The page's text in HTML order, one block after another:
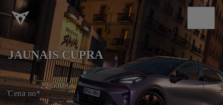
JAUNAIS CUPRA
Cena no*
22 500€